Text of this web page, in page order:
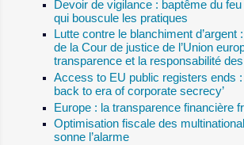
Devoir de vigilance : baptême du
qui bouscule les pratiques
Lutte contre le blanchiment d’argent
de la Cour de justice de l’Union
transparence et la responsabilité
Access to EU public registers ends :
back to era of corporate secrecy’
Europe : la transparence financière
Optimisation fiscale des
sonne l’alarme